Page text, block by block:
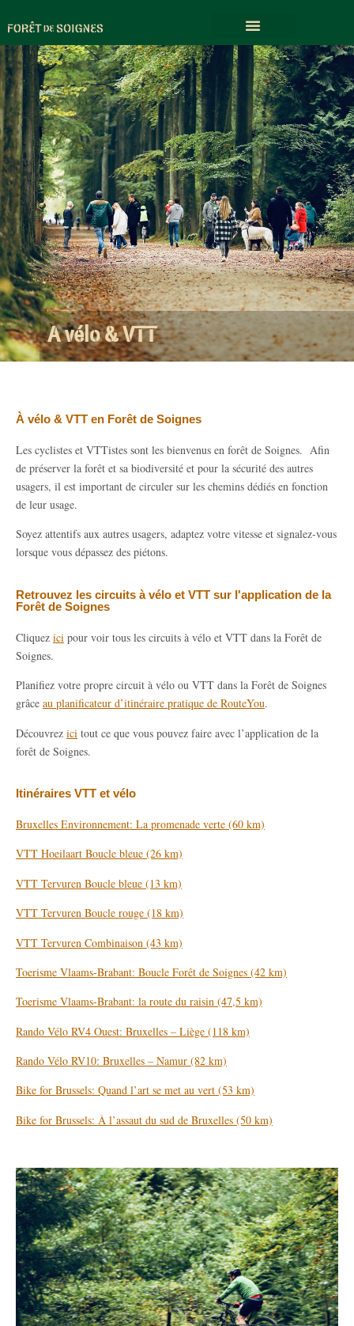
A vélo & VTT
À vélo & VTT en Forêt de Soignes
Les cyclistes et VTTistes sont les bienvenus en forêt de Soignes. Afin
de préserver la forêt et sa biodiversité et pour la sécurité des autres
usagers, il est important de circuler sur les chemins dédiés en fonction
de leur usage.
Soyez attentifs aux autres usagers, adaptez votre vitesse et signalez-vous
lorsque vous dépassez des piétons.
Retrouvez les circuits à vélo et VTT sur l'application de la
Forêt de Soignes
Cliquez ici pour voir tous les circuits à vélo et VTT dans la Forêt de
Soignes.
Planifiez votre propre circuit à vélo ou VTT dans la Forêt de Soignes
grâce au planificateur d’itinéraire pratique de RouteYou.
Découvrez ici tout ce que vous pouvez faire avec l’application de la
forêt de Soignes.
Itinéraires VTT et vélo
Bruxelles Environnement: La promenade verte (60 km)
VTT Hoeilaart Boucle bleue (26 km)
VTT Tervuren Boucle bleue (13 km)
VTT Tervuren Boucle rouge (18 km)
VTT Tervuren Combinaison (43 km)
Toerisme Vlaams-Brabant: Boucle Forêt de Soignes (42 km)
Toerisme Vlaams-Brabant: la route du raisin (47,5 km)
Rando Vélo RV4 Ouest: Bruxelles – Liège (118 km)
Rando Vélo RV10: Bruxelles – Namur (82 km)
Bike for Brussels: Quand l’art se met au vert (53 km)
Bike for Brussels: À l’assaut du sud de Bruxelles (50 km)